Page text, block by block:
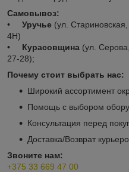
Самовывоз:
• Уручье (ул.
4Н)
• Курасовщина (ул.
27-28);
Почему стоит выбрать нас:
Широкий ассортимент
Помощь с выбором
Консультация перед
Доставка/Возврат
Звоните нам:
+375 33 669 47 00